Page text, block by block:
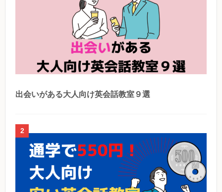
出会いがある大人向け英会話教室９選
2